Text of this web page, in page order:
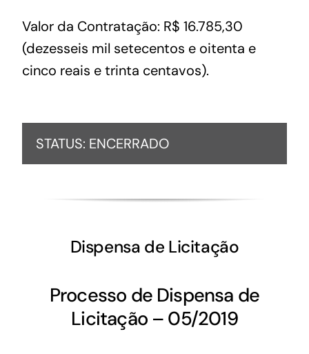
Valor da Contratação: R$ 16.785,30
(dezesseis mil setecentos e oitenta e
cinco reais e trinta centavos).
STATUS: ENCERRADO
Dispensa de Licitação
Processo de Dispensa de
Licitação – 05/2019